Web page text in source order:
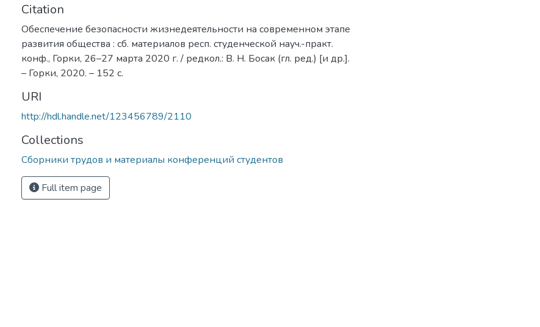
Citation
Обеспечение безопасности жизнедеятельности на современном этапе
развития общества : сб. материалов респ. студенческой науч.-практ.
конф., Горки, 26–27 марта 2020 г. / редкол.: В. Н. Босак (гл. ред.) [и др.].
– Горки, 2020. – 152 с.
URI
http://hdl.handle.net/123456789/2110
Collections
Сборники трудов и материалы конференций студентов
Full item page